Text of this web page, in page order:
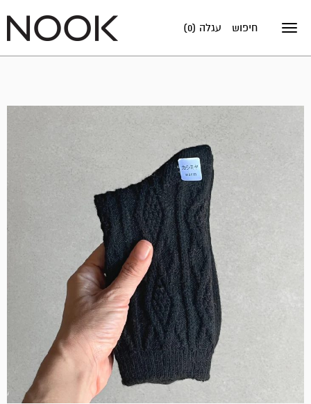
Toggle
עגלה (0) חיפוש
מבצע!